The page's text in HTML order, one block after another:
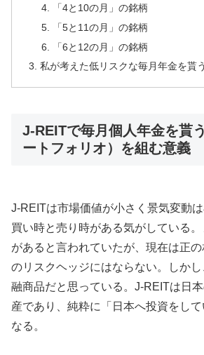
「4と10の月」の銘柄
「5と11の月」の銘柄
「6と12の月」の銘柄
私が考えた低リスクな毎月年金を貰
J-REITで毎月個人年金を貰
ートフォリオ）を組む意義
J-REITは市場価値が小さく景気変動は
買い時と売り時がある気がしている
があると言われていたが、現在は正
のリスクヘッジにはならない。しか
融商品だと思っている。J-REITは日
産であり、純粋に「日本へ投資をし
なる。